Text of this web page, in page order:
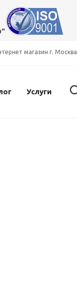
магазин г. Москва
Услуги